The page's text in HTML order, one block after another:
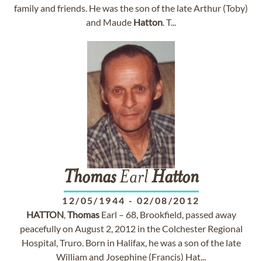
family and friends. He was the son of the late Arthur (Toby)
and Maude Hatton. T...
ThomasEarlHatton
12/05/1944 - 02/08/2012
HATTON,ThomasEarl – 68, Brookfield, passed away
peacefully on August 2, 2012 in the Colchester Regional
Hospital, Truro. Born in Halifax, he was a son of the late
William and Josephine (Francis) Hat...